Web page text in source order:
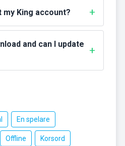
King account?
and can I update
En spelare
Offline Korsord